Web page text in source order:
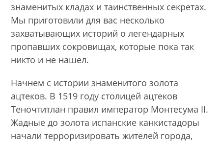
знаменитых кладах и таинственных секретах.
Мы приготовили для вас несколько
захватывающих историй о легендарных
пропавших сокровищах, которые пока так
никто и не нашел.
Начнем с истории знаменитого золота
ацтеков. В 1519 году столицей ацтеков
Теночтитлан правил император Монтесума II.
Жадные до золота испанские канкистадоры
начали терроризировать жителей города,